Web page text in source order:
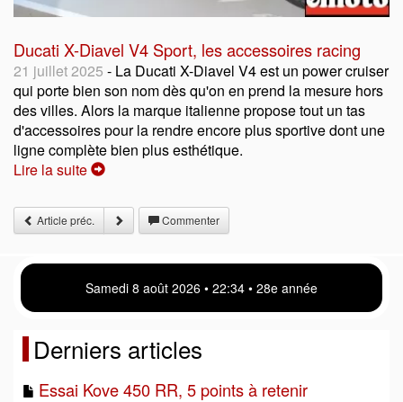
Ducati X-Diavel V4 Sport, les accessoires racing
21 juillet 2025 - La Ducati X-Diavel V4 est un power cruiser
qui porte bien son nom dès qu'on en prend la mesure hors
des villes. Alors la marque italienne propose tout un tas
d'accessoires pour la rendre encore plus sportive dont une
ligne complète bien plus esthétique.
Lire la suite
Article préc. Commenter
Samedi 8 août 2026 • 22:34 • 28e année
Derniers articles
Essai Kove 450 RR, 5 points à retenir